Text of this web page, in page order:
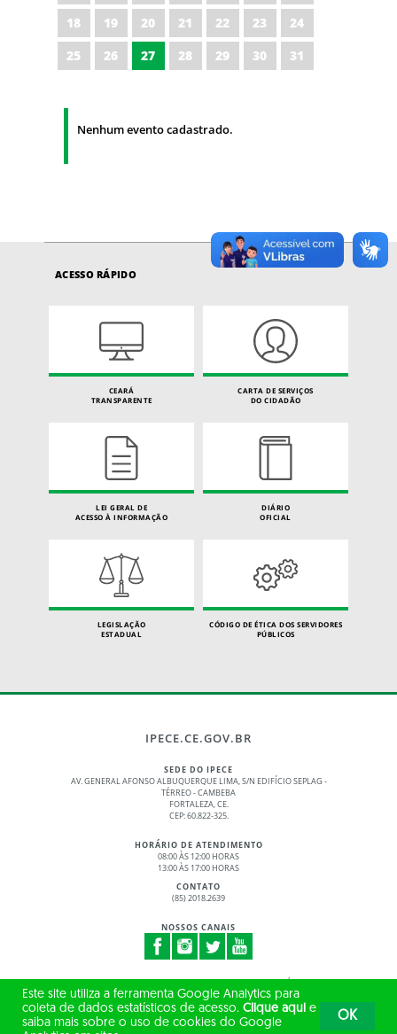
18
19 20 21 22 23
24
25
26 27 28 29 30 31
Nenhum evento cadastrado.
ACESSO RÁPIDO
CEARÁ
TRANSPARENTE
CARTA DE SERVIÇOS
DO CIDADÃO
LEI GERAL DE
ACESSO À INFORMAÇÃO
DIÁRIO
OFICIAL
LEGISLAÇÃO
ESTADUAL
CÓDIGO DE ÉTICA DOS SERVIDORES
PÚBLICOS
IPECE.CE.GOV.BR
SEDE DO IPECE
AV. GENERAL AFONSO ALBUQUERQUE LIMA, S/N EDIFÍCIO SEPLAG -
TÉRREO - CAMBEBA
FORTALEZA, CE.
CEP: 60.822-325.
HORÁRIO DE ATENDIMENTO
08:00 ÀS 12:00 HORAS
13:00 ÀS 17:00 HORAS
CONTATO
(85) 2018.2639
NOSSOS CANAIS
© 2017 - 2026 – GOVERNO DO ESTADO DO CEARÁ
TODOS OS DIREITOS RESERVADOS
Este site utiliza a ferramenta Google Analytics para
coleta de dados estatísticos de acesso. Clique aqui e
saiba mais sobre o uso de cookies do Google
OK